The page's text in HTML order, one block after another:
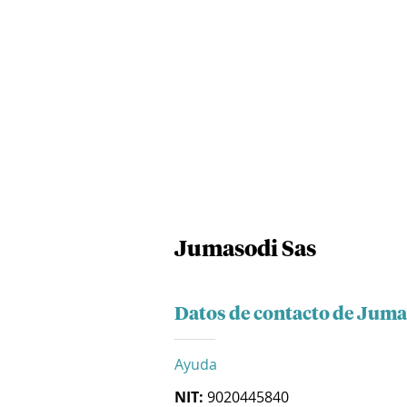
Jumasodi Sas
Datos de contacto de
Ayuda
NIT: 9020445840